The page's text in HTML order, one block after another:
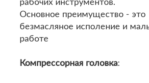
рабочих инструментов.
Основное преимущество - это
безмасляное исполение и
работе
Компрессорная головка: